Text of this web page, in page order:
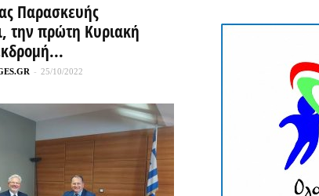
Παρασκευής
την πρώτη Κυριακή
- 25/10/2022